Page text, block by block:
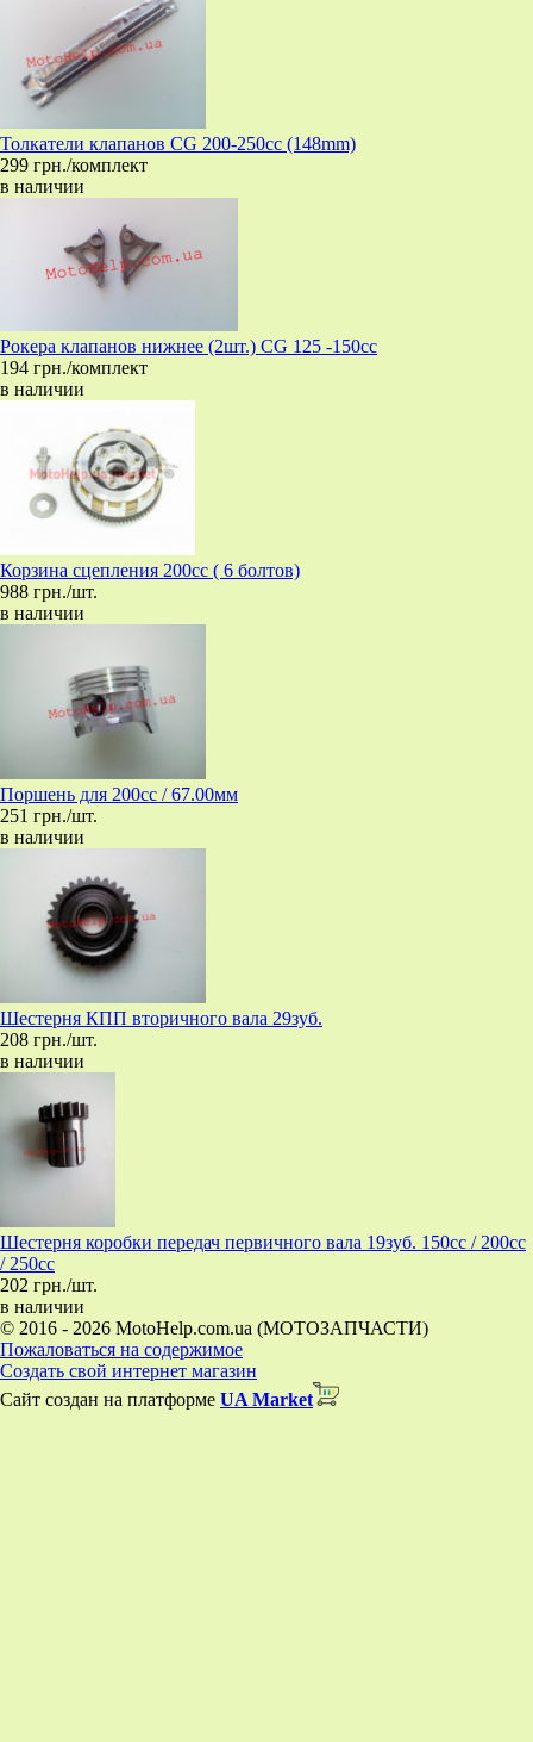
Толкатели клапанов CG 200-250cc (148mm)
299 грн./комплект
в наличии
Рокера клапанов нижнее (2шт.) CG 125 -150сс
194 грн./комплект
в наличии
Корзина сцепления 200cc ( 6 болтов)
988 грн./шт.
в наличии
Поршень для 200сс / 67.00мм
251 грн./шт.
в наличии
Шестерня КПП вторичного вала 29зуб.
208 грн./шт.
в наличии
Шестерня коробки передач первичного вала 19зуб. 150cc / 200cc
/ 250cc
202 грн./шт.
в наличии
© 2016 - 2026 MotoHelp.com.ua (МОТОЗАПЧАСТИ)
Пожаловаться на содержимое
Создать свой интернет магазин
Сайт создан на платформе UA Market